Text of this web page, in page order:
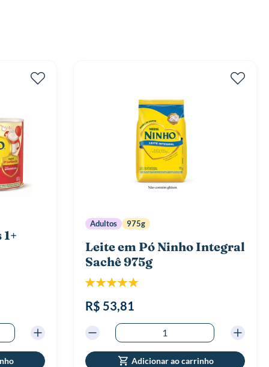
Adultos 975g
Leite em Pó Ninho Integral
Sachê 975g
Classificação:
R$ 53,81
Adicionar ao carrinho